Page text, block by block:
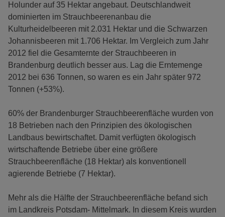
Holunder auf 35 Hektar angebaut. Deutschlandweit
dominierten im Strauchbeerenanbau die
Kulturheidelbeeren mit 2.031 Hektar und die Schwarzen
Johannisbeeren mit 1.706 Hektar. Im Vergleich zum Jahr
2012 fiel die Gesamternte der Strauchbeeren in
Brandenburg deutlich besser aus. Lag die Erntemenge
2012 bei 636 Tonnen, so waren es ein Jahr später 972
Tonnen (+53%).
60% der Brandenburger Strauchbeerenfläche wurden von
18 Betrieben nach den Prinzipien des ökologischen
Landbaus bewirtschaftet. Damit verfügten ökologisch
wirtschaftende Betriebe über eine größere
Strauchbeerenfläche (18 Hektar) als konventionell
agierende Betriebe (7 Hektar).
Mehr als die Hälfte der Strauchbeerenfläche befand sich
im Landkreis Potsdam- Mittelmark. In diesem Kreis wurden